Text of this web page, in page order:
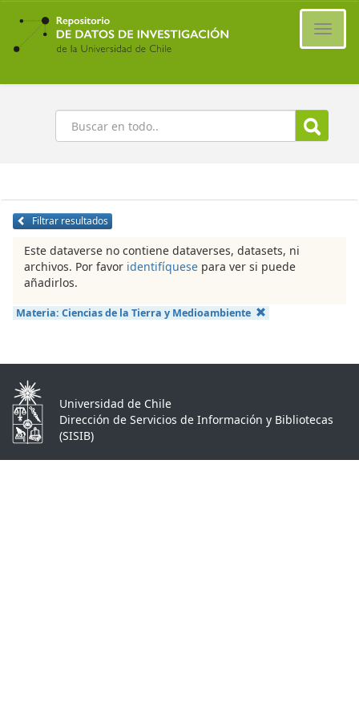
Ir
contenido
principal
Buscar
Filtrar resultados
Este dataverse no contiene dataverses, datasets, ni
archivos. Por favor identifíquese para ver si puede
añadirlos.
Materia: Ciencias de la Tierra y Medioambiente
Universidad de Chile
Dirección de Servicios de Información y Bibliotecas
(SISIB)